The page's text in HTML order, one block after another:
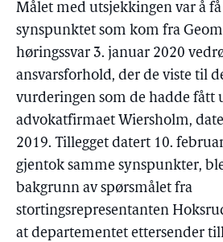
Målet med utsjekkingen var å
synspunktet som kom fra
høringssvar 3. januar 2020
ansvarsforhold, der de viste til
vurderingen som de hadde fått
advokatfirmaet Wiersholm,
2019. Tillegget datert 10.
gjentok samme synspunkter,
bakgrunn av spørsmålet fra
stortingsrepresentanten
at departementet ettersender